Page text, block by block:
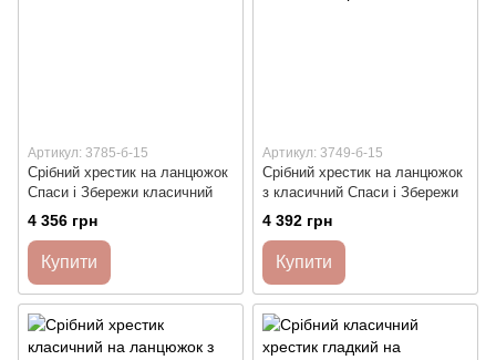
Артикул: 3785-б-15
Срібний хрестик на ланцюжок
Спаси і Збережи класичний
4 356 грн
Купити
Артикул: 3749-б-15
Срібний хрестик на ланцюжок
з класичний Спаси і Збережи
4 392 грн
Купити